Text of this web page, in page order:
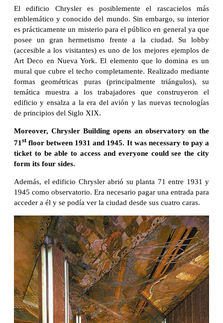
El edificio Chrysler es posiblemente el rascacielos más
emblemático y conocido del mundo. Sin embargo, su interior
es prácticamente un misterio para el público en general ya que
posee un gran hermetismo frente a la ciudad. Su lobby
(accesible a los visitantes) es uno de los mejores ejemplos de
Art Deco en Nueva York. El elemento que lo domina es un
mural que cubre el techo completamente. Realizado mediante
formas geométricas puras (principalmente triángulos), su
temática muestra a los trabajadores que construyeron el
edificio y ensalza a la era del avión y las nuevas tecnologías
de principios del Siglo XIX.
Moreover, Chrysler Building opens an observatory on the
71 stfloor between 1931 and 1945. It was necessary to pay a
ticket to be able to access and everyone could see the city
form its four sides.
Además, el edificio Chrysler abrió su planta 71 entre 1931 y
1945 como observatorio. Era necesario pagar una entrada para
acceder a él y se podía ver la ciudad desde sus cuatro caras.